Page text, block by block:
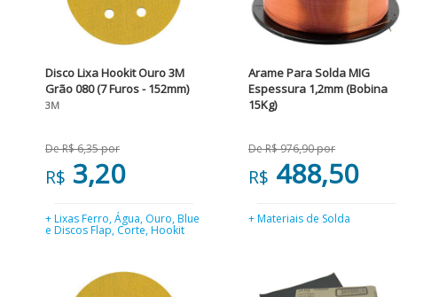
Disco Lixa Hookit Ouro 3M
Grão 080 (7 Furos - 152mm)
3M
De R$ 6,35 por
R$ 3,20
+ Lixas Ferro, Água, Ouro, Blue
e Discos Flap, Corte, Hookit
Arame Para Solda MIG
Espessura 1,2mm (Bobina
15Kg)
De R$ 976,90 por
R$ 488,50
+ Materiais de Solda